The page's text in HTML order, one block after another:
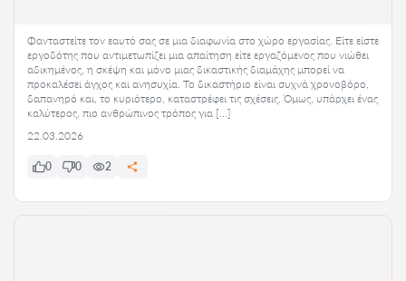
Φανταστείτε τον εαυτό σας σε μια διαφωνία στο χώρο εργασίας. Είτε είστε
εργοδότης που αντιμετωπίζει μια απαίτηση είτε εργαζόμενος που νιώθει
αδικημένος, η σκέψη και μόνο μιας δικαστικής διαμάχης μπορεί να
προκαλέσει άγχος και ανησυχία. Το δικαστήριο είναι συχνά χρονοβόρο,
δαπανηρό και, το κυριότερο, καταστρέφει τις σχέσεις. Όμως, υπάρχει ένας
καλύτερος, πιο ανθρώπινος τρόπος για […]
22.03.2026
0 0 2